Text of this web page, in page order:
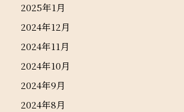
2025年1月
2024年12月
2024年11月
2024年10月
2024年9月
2024年8月